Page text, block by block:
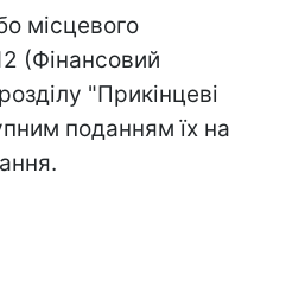
місцевого
(Фінансовий
"Прикінцеві
поданням їх на